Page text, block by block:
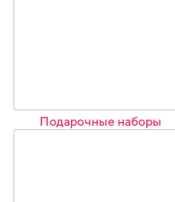
Подарочные наборы